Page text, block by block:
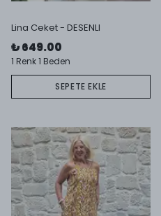
Lina Ceket - DESENLI
₺ 649.00
1 Renk 1 Beden
SEPETE EKLE